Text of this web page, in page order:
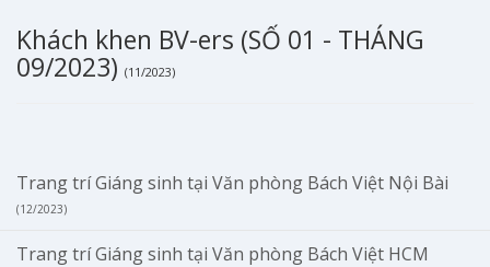
Khách khen BV-ers (SỐ 01 - THÁNG
09/2023) (11/2023)
Trang trí Giáng sinh tại Văn phòng Bách Việt Nội Bài
(12/2023)
Trang trí Giáng sinh tại Văn phòng Bách Việt HCM